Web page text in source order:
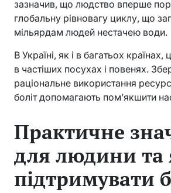
зазначив, що людство вперше
глобальну рівновагу циклу, що
мільярдам людей нестачею води.
В Україні, як і в багатьох
в частіших посухах і повенях.
раціональне використання
боліт допомагають пом’якшити
Практичне
для людини та
підтримувати